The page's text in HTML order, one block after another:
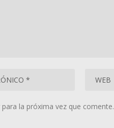
la próxima vez que comente.